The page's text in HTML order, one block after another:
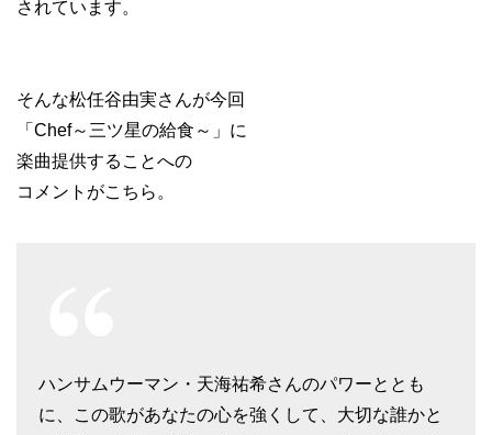
されています。
そんな松任谷由実さんが今回
「Chef～三ツ星の給食～」に
楽曲提供することへの
コメントがこちら。
ハンサムウーマン・天海祐希さんのパワーととも
に、この歌があなたの心を強くして、大切な誰かと